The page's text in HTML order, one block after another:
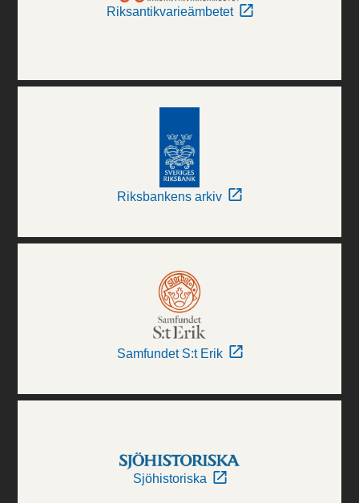
Riksantikvarieämbetet
Riksbankens arkiv
Samfundet S:t Erik
Sjöhistoriska